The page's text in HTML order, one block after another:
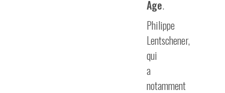
Age.
Philippe
Lentschener,
qui
a
notamment